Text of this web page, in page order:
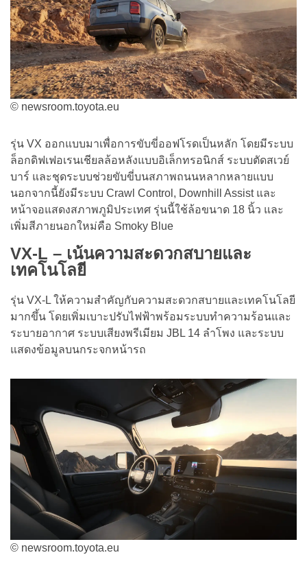
© newsroom.toyota.eu
รุ่น VX ออกแบบมาเพื่อการขับขี่ออฟโรดเป็นหลัก โดยมีระบบ
ล็อกดิฟเฟอเรนเชียลล้อหลังแบบอิเล็กทรอนิกส์ ระบบตัดสเวย์
บาร์ และชุดระบบช่วยขับขี่บนสภาพถนนหลากหลายแบบ
นอกจากนี้ยังมีระบบ Crawl Control, Downhill Assist และ
หน้าจอแสดงสภาพภูมิประเทศ รุ่นนี้ใช้ล้อขนาด 18 นิ้ว และ
เพิ่มสีภายนอกใหม่คือ Smoky Blue
VX-L – เน้นความสะดวกสบายและ
เทคโนโลยี
รุ่น VX-L ให้ความสำคัญกับความสะดวกสบายและเทคโนโลยี
มากขึ้น โดยเพิ่มเบาะปรับไฟฟ้าพร้อมระบบทำความร้อนและ
ระบายอากาศ ระบบเสียงพรีเมียม JBL 14 ลำโพง และระบบ
แสดงข้อมูลบนกระจกหน้ารถ
© newsroom.toyota.eu